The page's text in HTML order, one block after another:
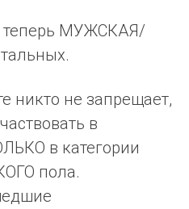
теперь МУЖСКАЯ/
никто не запрещает,
в
в категории
пола.